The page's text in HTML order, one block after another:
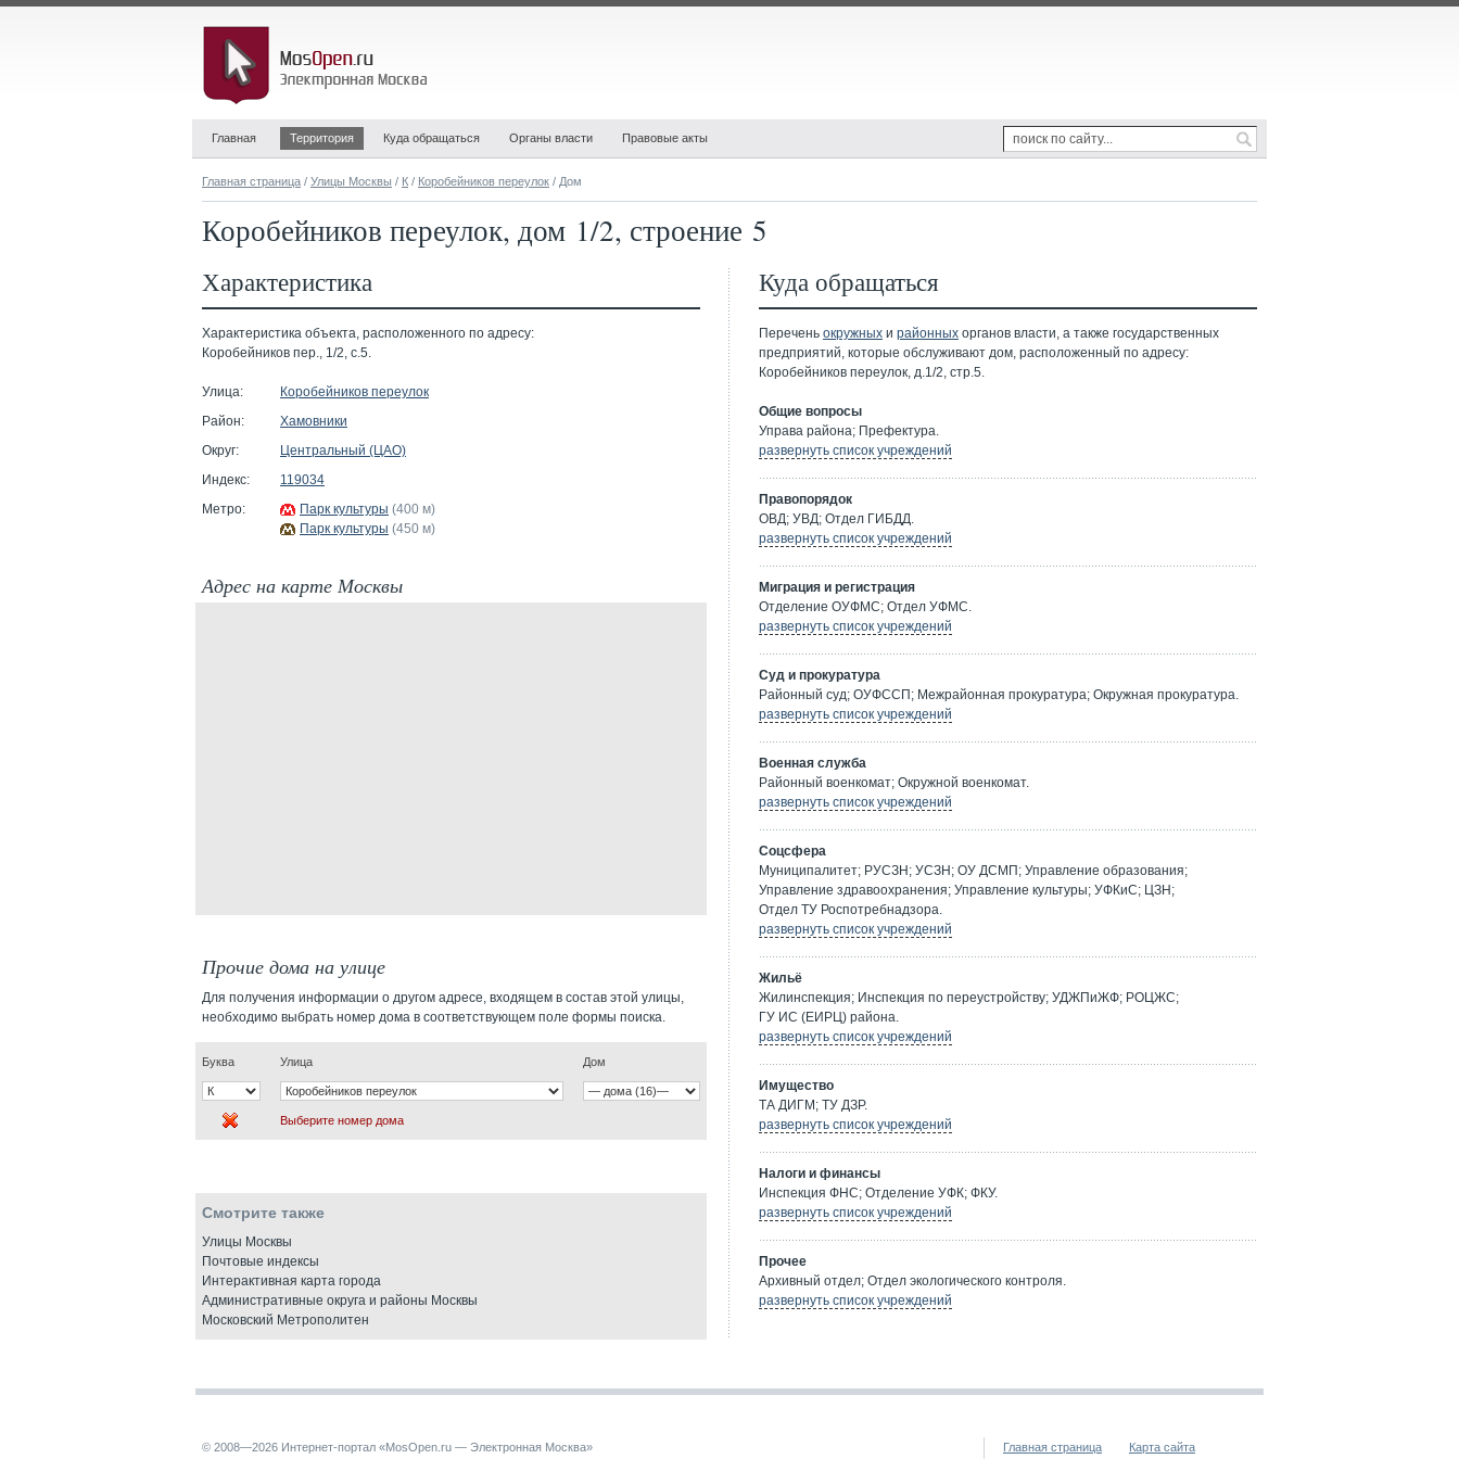
Главная Территория Куда обращаться Органы власти Правовые акты
Главная страница / Улицы Москвы / К / Коробейников переулок / Дом
Коробейников переулок, дом 1/2, строение 5
Характеристика
Характеристика объекта, расположенного по адресу:
Коробейников пер., 1/2, с.5.
Улица:
Коробейников переулок
Район:
Хамовники
Округ:
Центральный (ЦАО)
Индекс:
119034
Метро:
Парк культуры (400 м)
Парк культуры (450 м)
Адрес на карте Москвы
Прочие дома на улице
Для получения информации о другом адресе, входящем в состав этой улицы,
необходимо выбрать номер дома в соответствующем поле формы поиска.
Буква Улица Дом
Выберите номер дома
Смотрите также
Улицы Москвы
Почтовые индексы
Интерактивная карта города
Административные округа и районы Москвы
Московский Метрополитен
Куда обращаться
Перечень окружных и районных органов власти, а также государственных
предприятий, которые обслуживают дом, расположенный по адресу:
Коробейников переулок, д.1/2, стр.5.
Общие вопросы
Управа района; Префектура.
развернуть список учреждений
Правопорядок
ОВД; УВД; Отдел ГИБДД.
развернуть список учреждений
Миграция и регистрация
Отделение ОУФМС; Отдел УФМС.
развернуть список учреждений
Суд и прокуратура
Районный суд; ОУФССП; Межрайонная прокуратура; Окружная прокуратура.
развернуть список учреждений
Военная служба
Районный военкомат; Окружной военкомат.
развернуть список учреждений
Соцсфера
Муниципалитет; РУСЗН; УСЗН; ОУ ДСМП; Управление образования;
Управление здравоохранения; Управление культуры; УФКиС; ЦЗН;
Отдел ТУ Роспотребнадзора.
развернуть список учреждений
Жильё
Жилинспекция; Инспекция по переустройству; УДЖПиЖФ; РОЦЖС;
ГУ ИС (ЕИРЦ) района.
развернуть список учреждений
Имущество
ТА ДИГМ; ТУ ДЗР.
развернуть список учреждений
Налоги и финансы
Инспекция ФНС; Отделение УФК; ФКУ.
развернуть список учреждений
Прочее
Архивный отдел; Отдел экологического контроля.
развернуть список учреждений
© 2008—2026 Интернет-портал «MosOpen.ru — Электронная Москва» Главная страница Карта сайта